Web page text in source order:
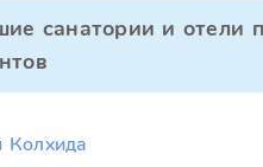
санатории и отели по
Колхида